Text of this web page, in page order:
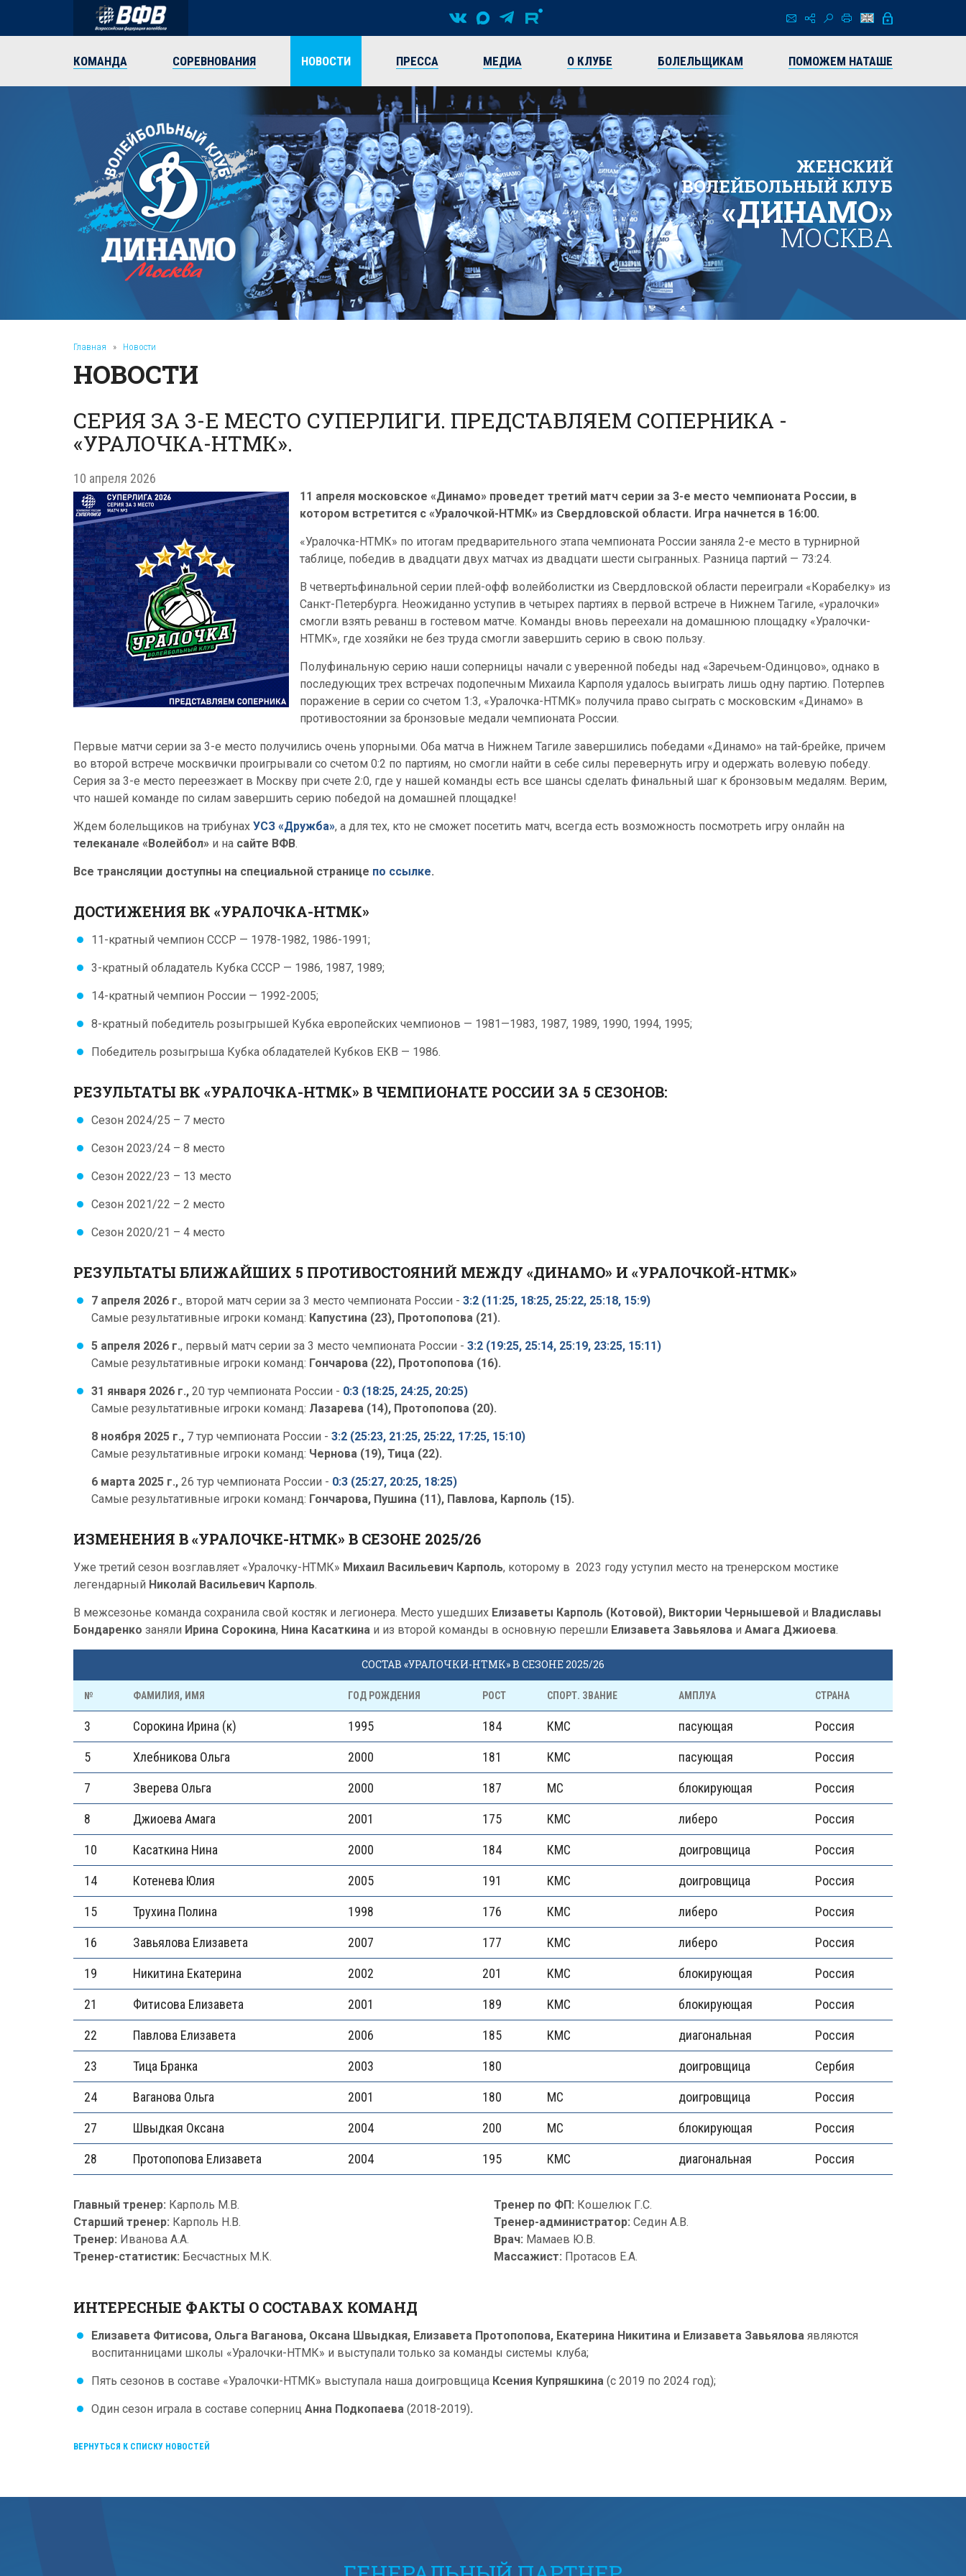
КОМАНДА СОРЕВНОВАНИЯ НОВОСТИ ПРЕССА МЕДИА О КЛУБЕ БОЛЕЛЬЩИКАМ ПОМОЖЕМ НАТАШЕ
ЖЕНСКИЙ
ВОЛЕЙБОЛЬНЫЙ КЛУБ
«ДИНАМО»
МОСКВА
Главная » Новости
НОВОСТИ
СЕРИЯ ЗА 3-Е МЕСТО СУПЕРЛИГИ. ПРЕДСТАВЛЯЕМ СОПЕРНИКА -
«УРАЛОЧКА-НТМК».
10 апреля 2026
11 апреля московское «Динамо» проведет третий матч серии за 3-е место чемпионата России, в
котором встретится с «Уралочкой-НТМК» из Свердловской области. Игра начнется в 16:00.
«Уралочка-НТМК» по итогам предварительного этапа чемпионата России заняла 2-е место в турнирной
таблице, победив в двадцати двух матчах из двадцати шести сыгранных. Разница партий — 73:24.
В четвертьфинальной серии плей-офф волейболистки из Свердловской области переиграли «Корабелку» из
Санкт-Петербурга. Неожиданно уступив в четырех партиях в первой встрече в Нижнем Тагиле, «уралочки»
смогли взять реванш в гостевом матче. Команды вновь переехали на домашнюю площадку «Уралочки-
НТМК», где хозяйки не без труда смогли завершить серию в свою пользу.
Полуфинальную серию наши соперницы начали с уверенной победы над «Заречьем-Одинцово», однако в
последующих трех встречах подопечным Михаила Карполя удалось выиграть лишь одну партию. Потерпев
поражение в серии со счетом 1:3, «Уралочка-НТМК» получила право сыграть с московским «Динамо» в
противостоянии за бронзовые медали чемпионата России.
Первые матчи серии за 3-е место получились очень упорными. Оба матча в Нижнем Тагиле завершились победами «Динамо» на тай-брейке, причем
во второй встрече москвички проигрывали со счетом 0:2 по партиям, но смогли найти в себе силы перевернуть игру и одержать волевую победу.
Серия за 3-е место переезжает в Москву при счете 2:0, где у нашей команды есть все шансы сделать финальный шаг к бронзовым медалям. Верим,
что нашей команде по силам завершить серию победой на домашней площадке!
Ждем болельщиков на трибунах УСЗ «Дружба», а для тех, кто не сможет посетить матч, всегда есть возможность посмотреть игру онлайн на
телеканале «Волейбол» и на сайте ВФВ.
Все трансляции доступны на специальной странице по ссылке.
ДОСТИЖЕНИЯ ВК «УРАЛОЧКА-НТМК»
11-кратный чемпион СССР — 1978-1982, 1986-1991;
3-кратный обладатель Кубка СССР — 1986, 1987, 1989;
14-кратный чемпион России — 1992-2005;
8-кратный победитель розыгрышей Кубка европейских чемпионов — 1981—1983, 1987, 1989, 1990, 1994, 1995;
Победитель розыгрыша Кубка обладателей Кубков ЕКВ — 1986.
РЕЗУЛЬТАТЫ ВК «УРАЛОЧКА-НТМК» В ЧЕМПИОНАТЕ РОССИИ ЗА 5 СЕЗОНОВ:
Сезон 2024/25 – 7 место
Сезон 2023/24 – 8 место
Сезон 2022/23 – 13 место
Сезон 2021/22 – 2 место
Сезон 2020/21 – 4 место
РЕЗУЛЬТАТЫ БЛИЖАЙШИХ 5 ПРОТИВОСТОЯНИЙ МЕЖДУ «ДИНАМО» И «УРАЛОЧКОЙ-НТМК»
7 апреля 2026 г., второй матч серии за 3 место чемпионата России - 3:2 (11:25, 18:25, 25:22, 25:18, 15:9)
Самые результативные игроки команд: Капустина (23), Протопопова (21).
5 апреля 2026 г., первый матч серии за 3 место чемпионата России - 3:2 (19:25, 25:14, 25:19, 23:25, 15:11)
Самые результативные игроки команд: Гончарова (22), Протопопова (16).
31 января 2026 г., 20 тур чемпионата России - 0:3 (18:25, 24:25, 20:25)
Самые результативные игроки команд: Лазарева (14), Протопопова (20).
8 ноября 2025 г., 7 тур чемпионата России - 3:2 (25:23, 21:25, 25:22, 17:25, 15:10)
Самые результативные игроки команд: Чернова (19), Тица (22).
6 марта 2025 г., 26 тур чемпионата России - 0:3 (25:27, 20:25, 18:25)
Самые результативные игроки команд: Гончарова, Пушина (11), Павлова, Карполь (15).
ИЗМЕНЕНИЯ В «УРАЛОЧКЕ-НТМК» В СЕЗОНЕ 2025/26
Уже третий сезон возглавляет «Уралочку-НТМК» Михаил Васильевич Карполь, которому в 2023 году уступил место на тренерском мостике
легендарный Николай Васильевич Карполь.
В межсезонье команда сохранила свой костяк и легионера. Место ушедших Елизаветы Карполь (Котовой), Виктории Чернышевой и Владиславы
Бондаренко заняли Ирина Сорокина, Нина Касаткина и из второй команды в основную перешли Елизавета Завьялова и Амага Джиоева.
СОСТАВ «УРАЛОЧКИ-НТМК» В СЕЗОНЕ 2025/26
№ ФАМИЛИЯ, ИМЯ ГОД РОЖДЕНИЯ РОСТ СПОРТ. ЗВАНИЕ АМПЛУА СТРАНА
3 Сорокина Ирина (к) 1995 184 КМС пасующая Россия
5 Хлебникова Ольга 2000 181 КМС пасующая Россия
7 Зверева Ольга 2000 187 МС блокирующая Россия
8 Джиоева Амага 2001 175 КМС либеро Россия
10 Касаткина Нина 2000 184 КМС доигровщица Россия
14 Котенева Юлия 2005 191 КМС доигровщица Россия
15 Трухина Полина 1998 176 КМС либеро Россия
16 Завьялова Елизавета 2007 177 КМС либеро Россия
19 Никитина Екатерина 2002 201 КМС блокирующая Россия
21 Фитисова Елизавета 2001 189 КМС блокирующая Россия
22 Павлова Елизавета 2006 185 КМС диагональная Россия
23 Тица Бранка 2003 180 доигровщица Сербия
24 Ваганова Ольга 2001 180 МС доигровщица Россия
27 Швыдкая Оксана 2004 200 МС блокирующая Россия
28 Протопопова Елизавета 2004 195 КМС диагональная Россия
Главный тренер: Карполь М.В.
Старший тренер: Карполь Н.В.
Тренер: Иванова А.А.
Тренер-статистик: Бесчастных М.К.
Тренер по ФП: Кошелюк Г.С.
Тренер-администратор: Седин А.В.
Врач: Мамаев Ю.В.
Массажист: Протасов Е.А.
ИНТЕРЕСНЫЕ ФАКТЫ О СОСТАВАХ КОМАНД
Елизавета Фитисова, Ольга Ваганова, Оксана Швыдкая, Елизавета Протопопова, Екатерина Никитина и Елизавета Завьялова являются
воспитанницами школы «Уралочки-НТМК» и выступали только за команды системы клуба;
Пять сезонов в составе «Уралочки-НТМК» выступала наша доигровщица Ксения Купряшкина (с 2019 по 2024 год);
Один сезон играла в составе соперниц Анна Подкопаева (2018-2019).
ВЕРНУТЬСЯ К СПИСКУ НОВОСТЕЙ